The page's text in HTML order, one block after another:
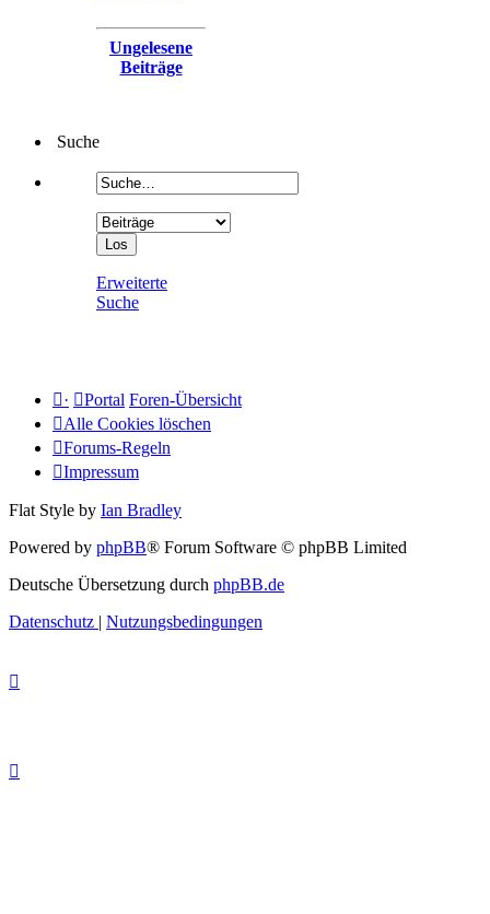
Ungelesene
Beiträge
Suche
Erweiterte
Suche
· Portal Foren-Übersicht
Alle Cookies löschen
Forums-Regeln
Impressum
Flat Style by Ian Bradley
Powered by phpBB® Forum Software © phpBB Limited
Deutsche Übersetzung durch phpBB.de
Datenschutz | Nutzungsbedingungen